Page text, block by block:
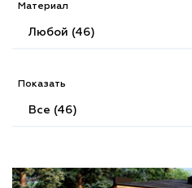
Материал
Любой (46)
Показать
Все (46)